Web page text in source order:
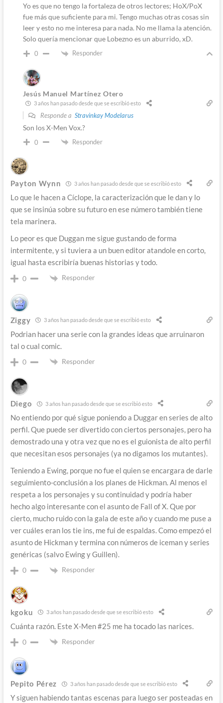
Yo es que no tengo la fortaleza de otros lectores; HoX/PoX
fue más que suficiente para mi. Tengo muchas otras cosas sin
leer y esto no me interesa para nada. No me llama la atención.
Solo quería mencionar que Lobezno es un aburrido, xD.
0 Responder
Jesús Manuel Martínez Otero
3 años han pasado desde que se escribió esto
Responde a Stravinkay Modelarus
Son los X-Men Vox.?
0 Responder
Payton Wynn 3 años han pasado desde que se escribió esto
Lo que le hacen a Cíclope, la caracterización que le dan y lo
que se insinúa sobre su futuro en ese número también tiene
tela marinera.
Lo peor es que Duggan me sigue gustando de forma
intermitente, y si tuviera a un buen editor atandole en corto,
igual hasta escribiría buenas historias y todo.
0 Responder
Ziggy 3 años han pasado desde que se escribió esto
Podrian hacer una serie con la grandes ideas que arruinaron
tal o cual comic.
0 Responder
Diego 3 años han pasado desde que se escribió esto
No entiendo por qué sigue poniendo a Duggar en series de alto
perfil. Que puede ser divertido con ciertos personajes, pero ha
demostrado una y otra vez que no es el guionista de alto perfil
que necesitan esos personajes (ya no digamos los mutantes).
Teniendo a Ewing, porque no fue el quien se encargara de darle
seguimiento-conclusión a los planes de Hickman. Al menos el
respeta a los personajes y su continuidad y podría haber
hecho algo interesante con el asunto de Fall of X. Que por
cierto, mucho ruido con la gala de este año y cuando me puse a
ver cuáles eran los tie ins, me fui de espaldas. Como empezó el
asunto de Hickman y termina con números de iceman y series
genéricas (salvo Ewing y Guillen).
0 Responder
kgoku 3 años han pasado desde que se escribió esto
Cuánta razón. Este X-Men #25 me ha tocado las narices.
0 Responder
Pepito Pérez 3 años han pasado desde que se escribió esto
Y siguen habiendo tantas escenas para luego ser posteadas en